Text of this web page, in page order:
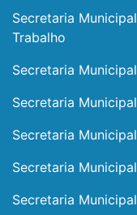
Secretaria
Trabalho
Secretaria
Secretaria
Secretaria
Secretaria
Secretaria